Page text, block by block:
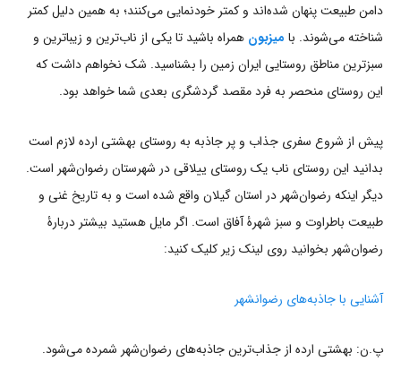
دامن طبیعت پنهان شده‌اند و کمتر خودنمایی می‌کنند؛ به همین دلیل کمتر
شناخته می‌شوند. با میزبون همراه باشید تا یکی از ناب‌ترین و زیباترین و
سبزترین مناطق روستایی ایران زمین را بشناسید. شک نخواهم داشت که
این روستای منحصر به فرد مقصد گردشگری بعدی شما خواهد بود.
پیش از شروع سفری جذاب و پر جاذبه به روستای بهشتی ارده لازم است
بدانید این روستای ناب یک روستای ییلاقی در شهرستان رضوان‌شهر است.
دیگر اینکه رضوان‌شهر در استان گیلان واقع شده است و به تاریخ غنی و
طبیعت باطراوت و سبز شهرۀ آفاق است. اگر مایل هستید بیشتر دربارۀ
رضوان‌شهر بخوانید روی لینک زیر کلیک کنید:
آشنایی با جاذبه‌های رضوانشهر
پ.ن: بهشتی ارده از جذاب‌ترین جاذبه‌های رضوان‌شهر شمرده می‌شود.